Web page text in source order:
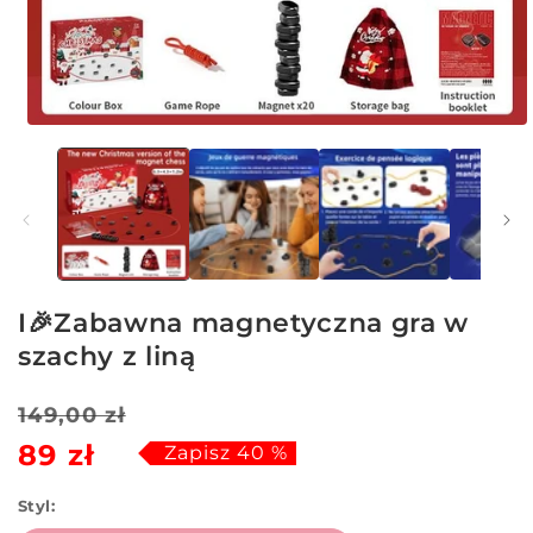
multimedia
modalnym
I🎉Zabawna magnetyczna gra w
szachy z liną
89 zł
Cena
regularna
149,00 zł
Cena
sprzedażyZapisz 40 %
Styl: